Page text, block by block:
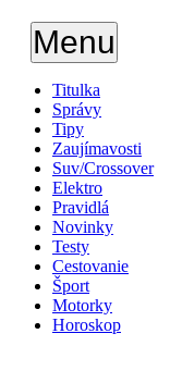
Menu
Titulka
Správy
Tipy
Zaujímavosti
Suv/Crossover
Elektro
Pravidlá
Novinky
Testy
Cestovanie
Šport
Motorky
Horoskop